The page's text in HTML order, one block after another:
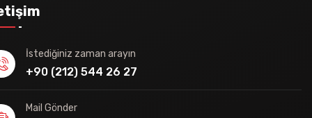
İstediğiniz zaman arayın
+90 (212) 544 26 27
Mail Gönder